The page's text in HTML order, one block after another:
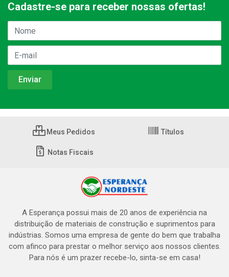
Cadastre-se para receber nossas ofertas!
Meus Pedidos Títulos
Notas Fiscais
A Esperança possui mais de 20 anos de experiência na
distribuição de materiais de construção e suprimentos para
indústrias. Somos uma empresa de gente do bem que trabalha
com afinco para prestar o melhor serviço aos nossos clientes.
Para nós é um prazer recebe-lo, sinta-se em casa!